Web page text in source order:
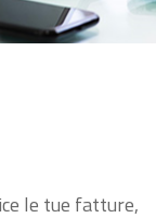
le tue fatture,